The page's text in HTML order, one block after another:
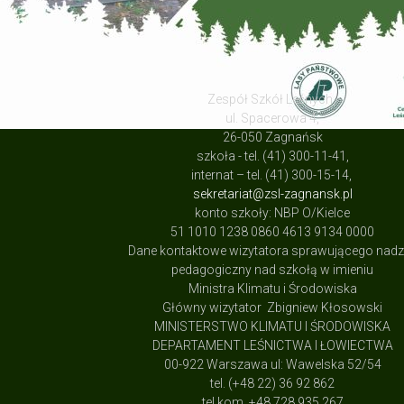
Zespół Szkół Leśnych,
ul. Spacerowa 4,
26-050 Zagnańsk
szkoła - tel. (41) 300-11-41,
internat – tel. (41) 300-15-14,
sekretariat@zsl-zagnansk.pl
konto szkoły: NBP O/Kielce
51 1010 1238 0860 4613 9134 0000
Dane kontaktowe wizytatora sprawującego
pedagogiczny nad szkołą w imieniu
Ministra Klimatu i Środowiska
Główny wizytator Zbigniew Kłosowski
MINISTERSTWO KLIMATU I ŚRODOWISKA
DEPARTAMENT LEŚNICTWA I ŁOWIECTWA
00-922 Warszawa ul: Wawelska 52/54
tel. (+48 22) 36 92 862